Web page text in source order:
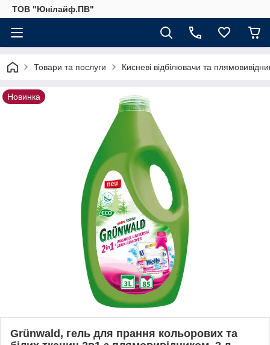
ТОВ "Юнілайф.ПВ"
Товари та послуги Кисневі відбілювачи та
Новинка
Grünwald, гель для прання кольорових та